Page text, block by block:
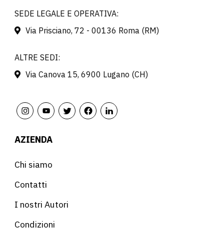
SEDE LEGALE E OPERATIVA:
Via Prisciano, 72 - 00136 Roma (RM)
ALTRE SEDI:
Via Canova 15, 6900 Lugano (CH)
AZIENDA
Chi siamo
Contatti
I nostri Autori
Condizioni